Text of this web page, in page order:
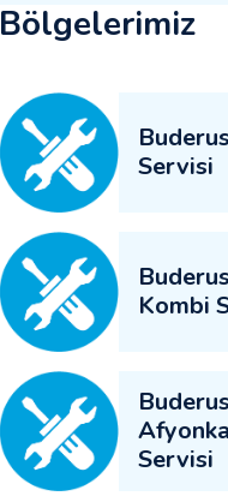
Bölgelerimiz
Servisi
Kombi
Buderus
Servisi